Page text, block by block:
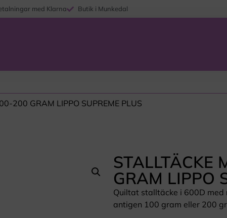
med Klarna Butik i Munkedal
200 GRAM LIPPO SUPREME PLUS
STALLTÄCKE
GRAM LIPPO
Quiltat stalltäcke i 600D
antigen 100 gram eller 200